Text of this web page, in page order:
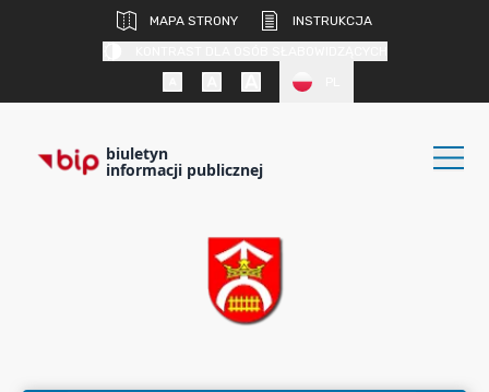
MAPA STRONY
INSTRUKCJA
biuletyn
informacji publicznej